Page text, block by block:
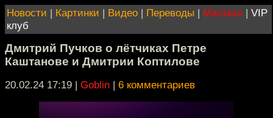
Новости | Картинки | Видео | Переводы | Магазин | VIP
клуб
Дмитрий Пучков о лётчиках Петре
Каштанове и Дмитрии Коптилове
20.02.24 17:19 | Goblin | 6 комментариев